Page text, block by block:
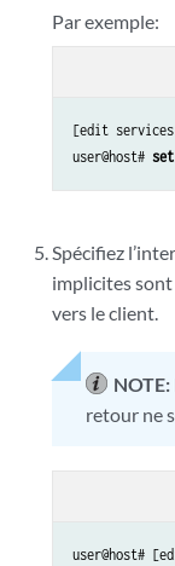
Par exemple:
[edit
user@host#
Spécifiez
implicites
vers le client.
NOTE:
retour ne
user@host#